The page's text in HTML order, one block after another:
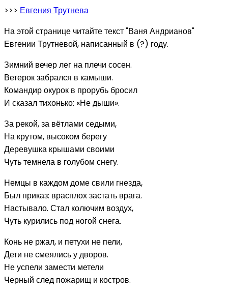
>>> Евгения Трутнева
На этой странице читайте текст "Ваня Андрианов"
Евгении Трутневой, написанный в (?) году.
Зимний вечер лег на плечи сосен.
Ветерок забрался в камыши.
Командир окурок в прорубь бросил
И сказал тихонько: «Не дыши».
За рекой, за вётлами седыми,
На крутом, высоком берегу
Деревушка крышами своими
Чуть темнела в голубом снегу.
Немцы в каждом доме свили гнезда,
Был приказ: врасплох застать врага.
Настывало. Стал колючим воздух,
Чуть курились под ногой снега.
Конь не ржал, и петухи не пели,
Дети не смеялись у дворов.
Не успели замести метели
Черный след пожарищ и костров.